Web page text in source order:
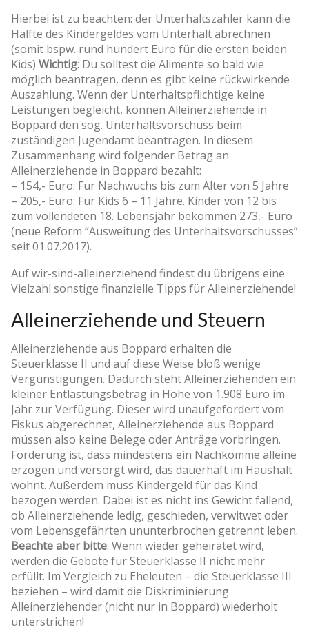
Hierbei ist zu beachten: der Unterhaltszahler kann die
Hälfte des Kindergeldes vom Unterhalt abrechnen
(somit bspw. rund hundert Euro für die ersten beiden
Kids) Wichtig: Du solltest die Alimente so bald wie
möglich beantragen, denn es gibt keine rückwirkende
Auszahlung. Wenn der Unterhaltspflichtige keine
Leistungen begleicht, können Alleinerziehende in
Boppard den sog. Unterhaltsvorschuss beim
zuständigen Jugendamt beantragen. In diesem
Zusammenhang wird folgender Betrag an
Alleinerziehende in Boppard bezahlt:
– 154,- Euro: Für Nachwuchs bis zum Alter von 5 Jahre
– 205,- Euro: Für Kids 6 – 11 Jahre. Kinder von 12 bis
zum vollendeten 18. Lebensjahr bekommen 273,- Euro
(neue Reform “Ausweitung des Unterhaltsvorschusses”
seit 01.07.2017).
Auf wir-sind-alleinerziehend findest du übrigens eine
Vielzahl sonstige finanzielle Tipps für Alleinerziehende!
Alleinerziehende und Steuern
Alleinerziehende aus Boppard erhalten die
Steuerklasse II und auf diese Weise bloß wenige
Vergünstigungen. Dadurch steht Alleinerziehenden ein
kleiner Entlastungsbetrag in Höhe von 1.908 Euro im
Jahr zur Verfügung. Dieser wird unaufgefordert vom
Fiskus abgerechnet, Alleinerziehende aus Boppard
müssen also keine Belege oder Anträge vorbringen.
Forderung ist, dass mindestens ein Nachkomme alleine
erzogen und versorgt wird, das dauerhaft im Haushalt
wohnt. Außerdem muss Kindergeld für das Kind
bezogen werden. Dabei ist es nicht ins Gewicht fallend,
ob Alleinerziehende ledig, geschieden, verwitwet oder
vom Lebensgefährten ununterbrochen getrennt leben.
Beachte aber bitte: Wenn wieder geheiratet wird,
werden die Gebote für Steuerklasse II nicht mehr
erfüllt. Im Vergleich zu Eheleuten – die Steuerklasse III
beziehen – wird damit die Diskriminierung
Alleinerziehender (nicht nur in Boppard) wiederholt
unterstrichen!